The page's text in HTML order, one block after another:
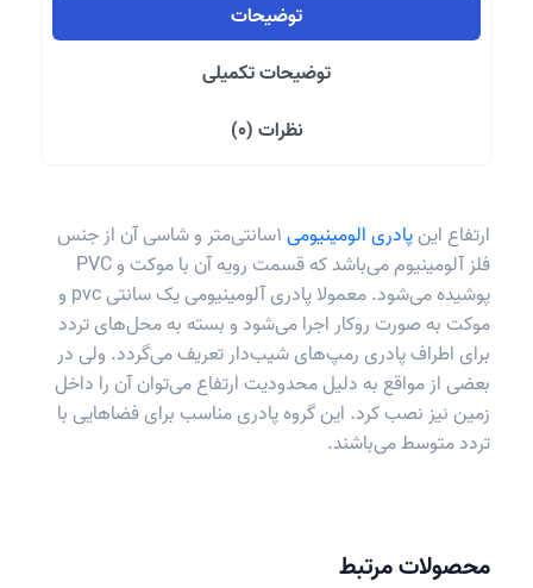
توضیحات
توضیحات تکمیلی
نظرات (0)
ارتفاع اینپادری الومینیومی ۱سانتی‌متر و شاسی آن از جنس
فلز آلومینیوم می‌باشد که قسمت رویه آن با موکت و PVC
پوشیده می‌شود. معمولا پادری آلومینیومی یک سانتی pvc و
موکت به‌ صورت روکار اجرا می‌شود و بسته به محل‌های تردد
برای اطراف پادری رمپ‌های شیب‌دار تعریف می‌گردد. ولی در
بعضی از مواقع به دلیل محدودیت ارتفاع می‌توان آن را داخل
زمین نیز نصب کرد. این گروه پادری مناسب برای فضاهایی با
تردد متوسط می‌باشند.
محصولات مرتبط